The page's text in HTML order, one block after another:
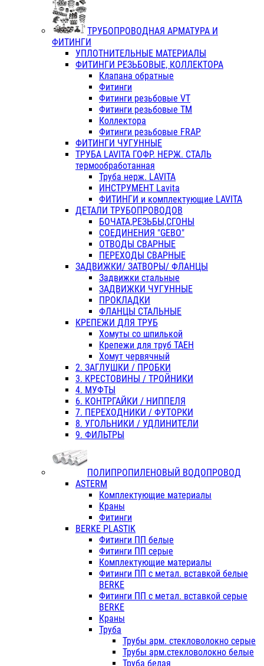
ТРУБОПРОВОДНАЯ АРМАТУРА И
ФИТИНГИ
УПЛОТНИТЕЛЬНЫЕ МАТЕРИАЛЫ
ФИТИНГИ РЕЗЬБОВЫЕ, КОЛЛЕКТОРА
Клапана обратные
Фитинги
Фитинги резьбовые VT
Фитинги резьбовые ТМ
Коллектора
Фитинги резьбовые FRAP
ФИТИНГИ ЧУГУННЫЕ
ТРУБА LAVITA ГОФР. НЕРЖ. СТАЛЬ
термообработанная
Труба нерж. LAVITA
ИНСТРУМЕНТ Lavita
ФИТИНГИ и комплектующие LAVITA
ДЕТАЛИ ТРУБОПРОВОДОВ
БОЧАТА,РЕЗЬБЫ,СГОНЫ
СОЕДИНЕНИЯ "GEBO"
ОТВОДЫ СВАРНЫЕ
ПЕРЕХОДЫ СВАРНЫЕ
ЗАДВИЖКИ/ ЗАТВОРЫ/ ФЛАНЦЫ
Задвижки стальные
ЗАДВИЖКИ ЧУГУННЫЕ
ПРОКЛАДКИ
ФЛАНЦЫ СТАЛЬНЫЕ
КРЕПЕЖИ ДЛЯ ТРУБ
Хомуты со шпилькой
Крепежи для труб ТАЕН
Хомут червячный
2. ЗАГЛУШКИ / ПРОБКИ
3. КРЕСТОВИНЫ / ТРОЙНИКИ
4. МУФТЫ
6. КОНТРГАЙКИ / НИППЕЛЯ
7. ПЕРЕХОДНИКИ / ФУТОРКИ
8. УГОЛЬНИКИ / УДЛИНИТЕЛИ
9. ФИЛЬТРЫ
ПОЛИПРОПИЛЕНОВЫЙ ВОДОПРОВОД
ASTERM
Комплектующие материалы
Краны
Фитинги
BERKE PLASTIK
Фитинги ПП белые
Фитинги ПП серые
Комплектующие материалы
Фитинги ПП с метал. вставкой белые
BERKE
Фитинги ПП с метал. вставкой серые
BERKE
Краны
Труба
Трубы арм. стекловолокно серые
Трубы арм.стекловолокно белые
Труба белая